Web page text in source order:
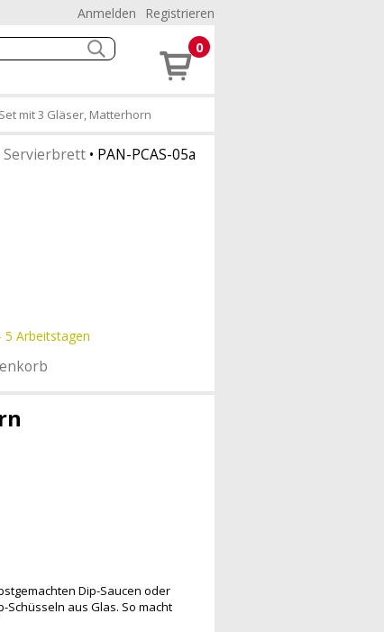
Anmelden Registrieren
0
mit 3 Gläser, Matterhorn
Servierbrett• PAN-PCAS-05a
5 Arbeitstagen
Dip-Saucen oder
aus Glas. So macht